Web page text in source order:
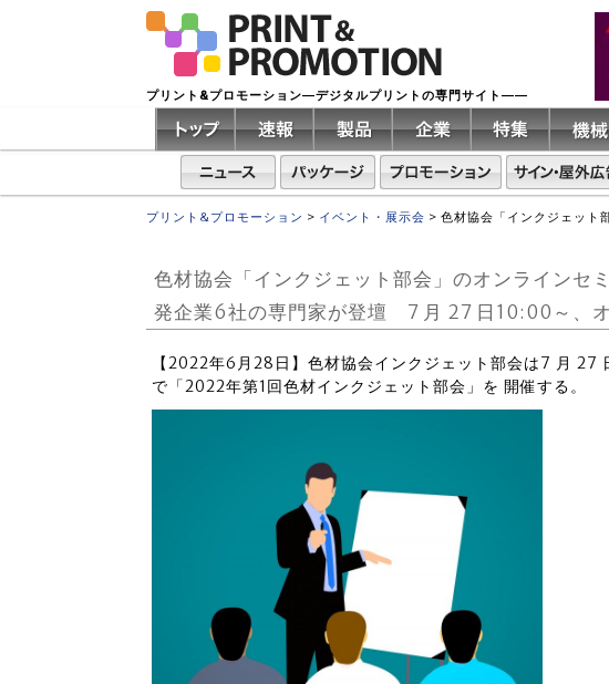
プリント&プロモーション―デジタルプリントの専門サイト――
プリント&プロモーション > イベント・展示会 > 色材協会「インクジェッ
色材協会「インクジェット部会」のオンライン
発企業6社の専門家が登壇 7 月 27 日10:00～、
【2022年6月28日】色材協会インクジェット部会は7 月 27
で「2022年第1回色材インクジェット部会」を 開催する。